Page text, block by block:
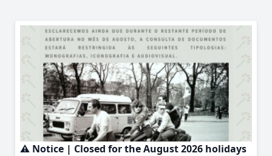
⚠️ Notice | Closed for the August 2026 holidays